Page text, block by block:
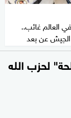
العالم غائب..
الجيش عن بعد
لحزب الله